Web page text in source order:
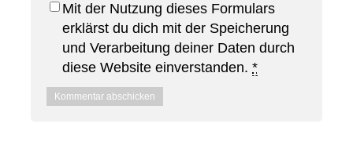
Mit der Nutzung dieses Formulars
erklärst du dich mit der Speicherung
und Verarbeitung deiner Daten durch
diese Website einverstanden. *